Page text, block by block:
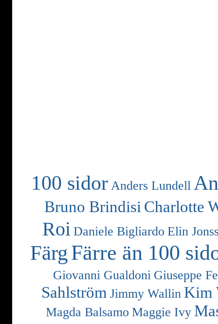
100 sidor Anders Lundell
Bruno Brindisi Charlotte
Roi Daniele Bigliardo Elin
FärgFärre än 100
Giovanni Gualdoni Giuseppe
Sahlström Jimmy Wallin Kim
Magda Balsamo Maggie Ivy